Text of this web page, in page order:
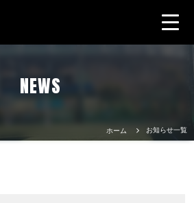
NEWS
ホーム お知らせ一覧